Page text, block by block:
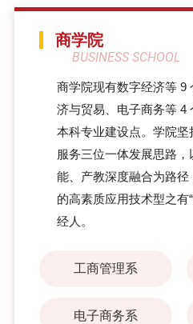
商学院
BUSINESS SCHOOL
商学院现有数字经济等 9
济与贸易、电子商务等 4
本科专业建设点。学院
服务三位一体发展思路
能、产教深度融合为路径
的高素质应用技术型之有
经人。
工商管理系
电子商务系